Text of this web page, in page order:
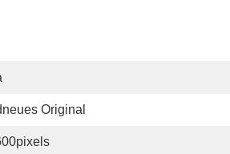
Original